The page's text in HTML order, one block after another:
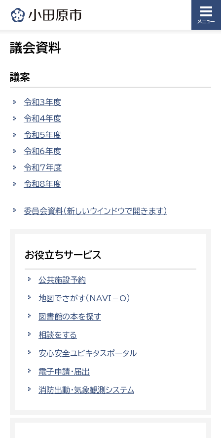
メニュー
議会資料
議案
令和3年度
令和4年度
令和5年度
令和6年度
令和7年度
令和8年度
委員会資料（新しいウインドウで開きます）
お役立ちサービス
公共施設予約
地図でさがす（NAVI－O）
図書館の本を探す
相談をする
安心安全ユビキタスポータル
電子申請・届出
消防出動・気象観測システム